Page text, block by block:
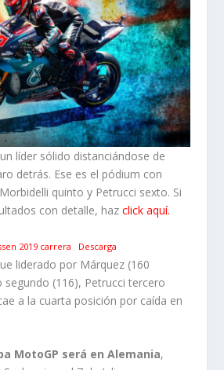
líder sólido distanciándose de
detrás. Ese es el pódium con
quinto y Petrucci sexto. Si
con detalle, hazclick aquí.
2019 carrera Descarga
liderado por Márquez (160
(116), Petrucci tercero
a la cuarta posición por caída en
MotoGP será en Alemania,